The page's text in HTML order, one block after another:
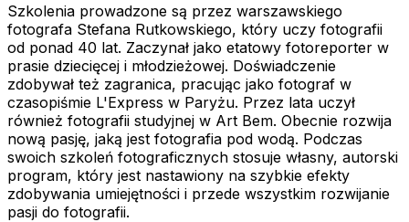
Szkolenia prowadzone są przez warszawskiego
fotografa Stefana Rutkowskiego, który uczy fotografii
od ponad 40 lat. Zaczynał jako etatowy fotoreporter w
prasie dziecięcej i młodzieżowej. Doświadczenie
zdobywał też zagranica, pracując jako fotograf w
czasopiśmie L'Express w Paryżu. Przez lata uczył
również fotografii studyjnej w Art Bem. Obecnie rozwija
nową pasję, jaką jest fotografia pod wodą. Podczas
swoich szkoleń fotograficznych stosuje własny, autorski
program, który jest nastawiony na szybkie efekty
zdobywania umiejętności i przede wszystkim rozwijanie
pasji do fotografii.